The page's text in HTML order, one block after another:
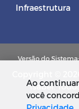
Infraestrutura
Versão do
Isabel.
Ao
você